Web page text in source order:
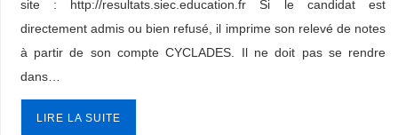
site : http://resultats.siec.education.fr Si le candidat est
directement admis ou bien refusé, il imprime son relevé de notes
à partir de son compte CYCLADES. Il ne doit pas se rendre
dans…
LIRE LA SUITE